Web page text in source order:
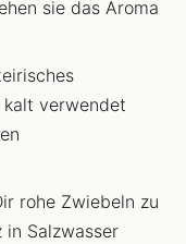
sie das Aroma
kalt verwendet
rohe Zwiebeln zu
in Salzwasser